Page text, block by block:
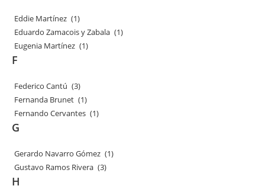
Eddie Martínez (1)
Eduardo Zamacois y Zabala (1)
Eugenia Martínez (1)
F
Federico Cantú (3)
Fernanda Brunet (1)
Fernando Cervantes (1)
G
Gerardo Navarro Gómez (1)
Gustavo Ramos Rivera (3)
H